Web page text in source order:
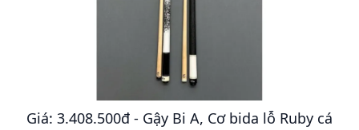
Giá: 3.408.500đ - Gậy Bi A, Cơ bida lỗ Ruby cá